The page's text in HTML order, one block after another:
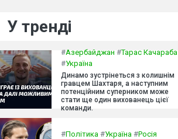
У тренді
#Азербайджан #Тарас Качараба
#Україна
Динамо зустрінеться з колишнім
гравцем Шахтаря, а наступним
потенційним суперником може
стати ще один вихованець цієї
команди.
#Політика #Україна #Росія